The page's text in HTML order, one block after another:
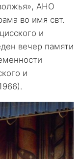
АНО
во имя свт.
и
вечер памяти
и